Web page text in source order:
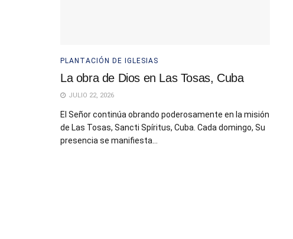
PLANTACIÓN DE IGLESIAS
La obra de Dios en Las Tosas, Cuba
JULIO 22, 2026
El Señor continúa obrando poderosamente en la misión
de Las Tosas, Sancti Spíritus, Cuba. Cada domingo, Su
presencia se manifiesta...